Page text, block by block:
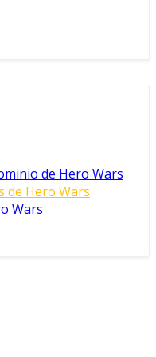
de Hero Wars
de Hero Wars
Wars